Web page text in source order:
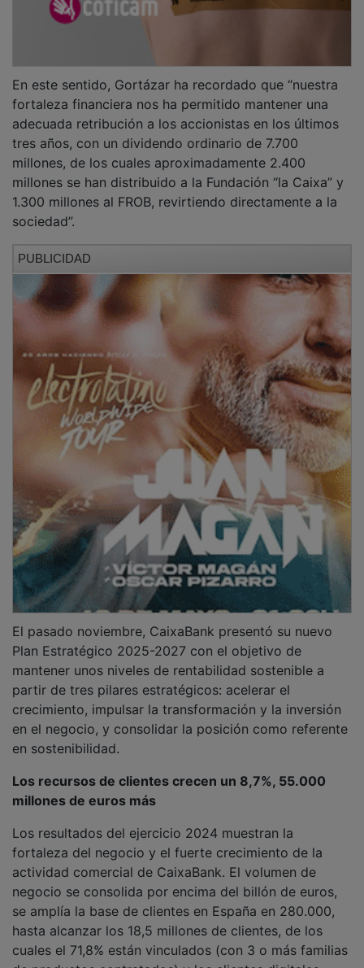
fortaleza financiera nos ha permitido mantener una
adecuada retribución a los accionistas en los últimos
tres años, con un dividendo ordinario de 7.700
millones, de los cuales aproximadamente 2.400
millones se han distribuido a la Fundación “la Caixa” y
1.300 millones al FROB, revirtiendo directamente a la
sociedad”.
Plan Estratégico 2025-2027 con el objetivo de
mantener unos niveles de rentabilidad sostenible a
partir de tres pilares estratégicos: acelerar el
crecimiento, impulsar la transformación y la inversión
en el negocio, y consolidar la posición como referente
en sostenibilidad.
millones de euros más
fortaleza del negocio y el fuerte crecimiento de la
actividad comercial de CaixaBank. El volumen de
negocio se consolida por encima del billón de euros,
se amplía la base de clientes en España en 280.000,
hasta alcanzar los 18,5 millones de clientes, de los
cuales el 71,8% están vinculados (con 3 o más familias
de productos contratados) y los clientes digitales